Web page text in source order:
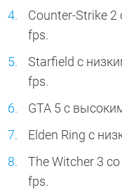
Counter-Strike
fps.
Starfield с
fps.
GTA 5 с
Elden Ring с
The Witcher 3
fps.